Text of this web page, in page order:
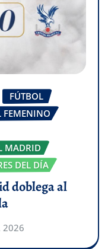
FÚTBOL
FEMENINO
MADRID
DEL DÍA
doblega al
2026